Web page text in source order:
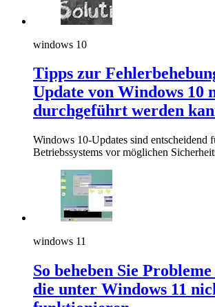
windows 10
Tipps zur
Update von Windows 10
durchgeführt werden
Windows 10-Updates sind entscheidend
Betriebssystems vor möglichen
windows 11
So beheben Sie
die unter Windows 11